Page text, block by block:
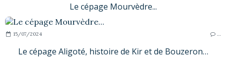
Le cépage Mourvèdre...
15/07/2024
Le cépage Aligoté, histoire de Kir et de Bouzeron…